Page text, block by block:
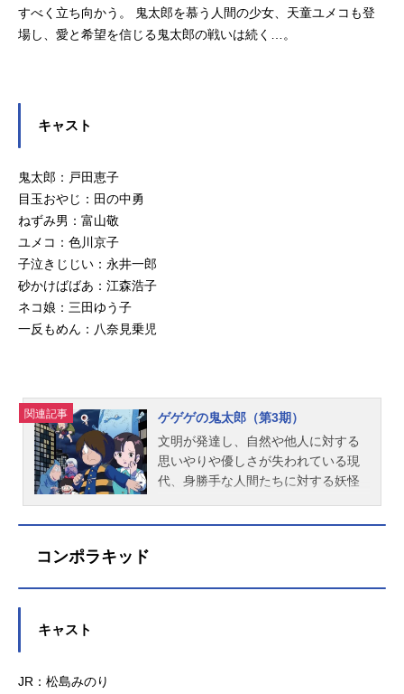
すべく立ち向かう。 鬼太郎を慕う人間の少女、天童ユメコも登
場し、愛と希望を信じる鬼太郎の戦いは続く…。
キャスト
鬼太郎：戸田恵子
目玉おやじ：田の中勇
ねずみ男：富山敬
ユメコ：色川京子
子泣きじじい：永井一郎
砂かけばばあ：江森浩子
ネコ娘：三田ゆう子
一反もめん：八奈見乗児
関連記事
ゲゲゲの鬼太郎（第3期）
文明が発達し、自然や他人に対する
思いやりや優しさが失われている現
代、身勝手な人間たちに対する妖怪
コンポラキッド
キャスト
JR：松島みのり